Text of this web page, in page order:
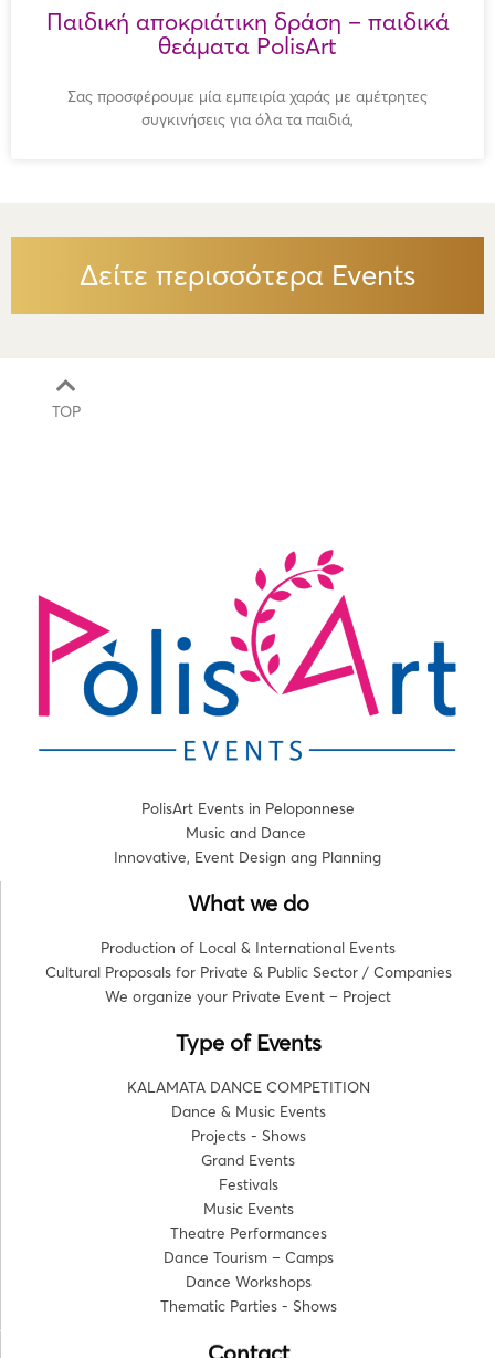
Παιδική αποκριάτικη δράση – παιδικά
θεάματα PolisArt
Σας προσφέρουμε μία εμπειρία χαράς με αμέτρητες
συγκινήσεις για όλα τα παιδιά,
Δείτε περισσότερα Events
TOP
PolisArt Events in Peloponnese
Music and Dance
Innovative, Event Design ang Planning
What we do
Production of Local & International Events
Cultural Proposals for Private & Public Sector / Companies
We organize your Private Event – Project
Type of Events
KALAMATA DANCE COMPETITION
Dance & Music Events
Projects - Shows
Grand Events
Festivals
Music Events
Theatre Performances
Dance Tourism – Camps
Dance Workshops
Thematic Parties - Shows
Contact